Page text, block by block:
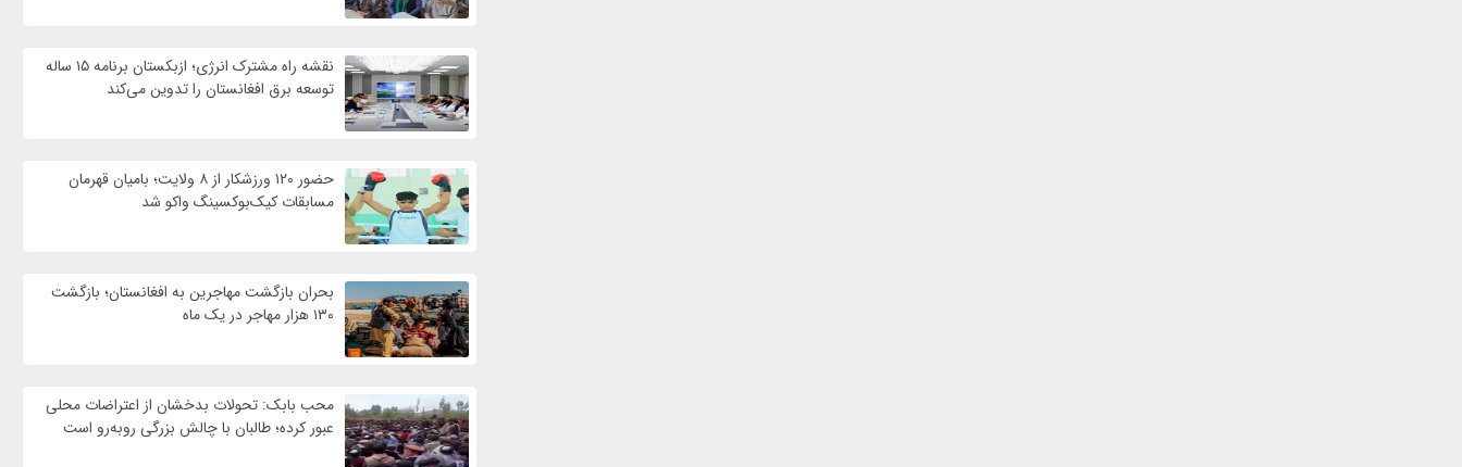
نقشه راه مشترک انرژی؛ ازبکستان برنامه ۱۵ ساله
توسعه برق افغانستان را تدوین می‌کند
حضور ۱۲۰ ورزشکار از ۸ ولایت؛ بامیان قهرمان
مسابقات کیک‌بوکسینگ واکو شد
بحران بازگشت مهاجرین به افغانستان؛ بازگشت
۱۳۰ هزار مهاجر در یک ماه
محب بابک: تحولات بدخشان از اعتراضات محلی
عبور کرده؛ طالبان با چالش بزرگی روبه‌رو است